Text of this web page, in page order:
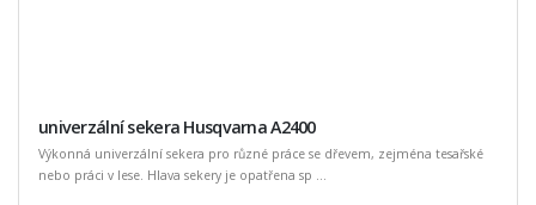
univerzální sekera Husqvarna A2400
Výkonná univerzální sekera pro různé práce se dřevem, zejména tesařské
nebo práci v lese. Hlava sekery je opatřena sp ...